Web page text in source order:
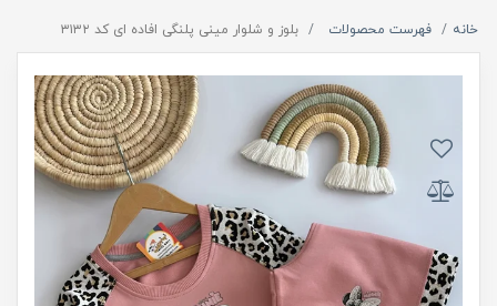
خانه فهرست محصولات بلوز و شلوار مینی پلنگی افاده ای کد ۳۱۳۲